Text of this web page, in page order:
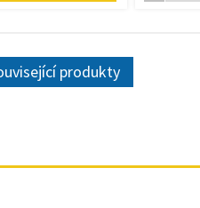
produkty